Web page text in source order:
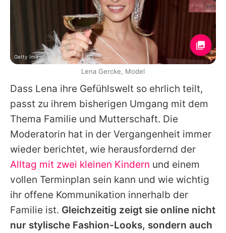
Dass Lena ihre Gefühlswelt so ehrlich teilt,
passt zu ihrem bisherigen Umgang mit dem
Thema Familie und Mutterschaft. Die
Moderatorin hat in der Vergangenheit immer
wieder berichtet, wie herausfordernd der
Alltag mit zwei kleinen Kindern und einem
vollen Terminplan sein kann und wie wichtig
ihr offene Kommunikation innerhalb der
Familie ist. Gleichzeitig zeigt sie online nicht
nur stylische Fashion-Looks, sondern auch
Getty Images
Lena Gercke, Model